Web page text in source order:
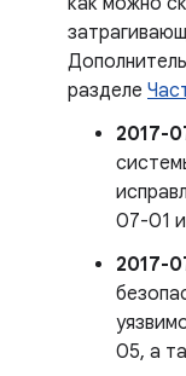
разделе
2017-
07-01
2017-
05, а